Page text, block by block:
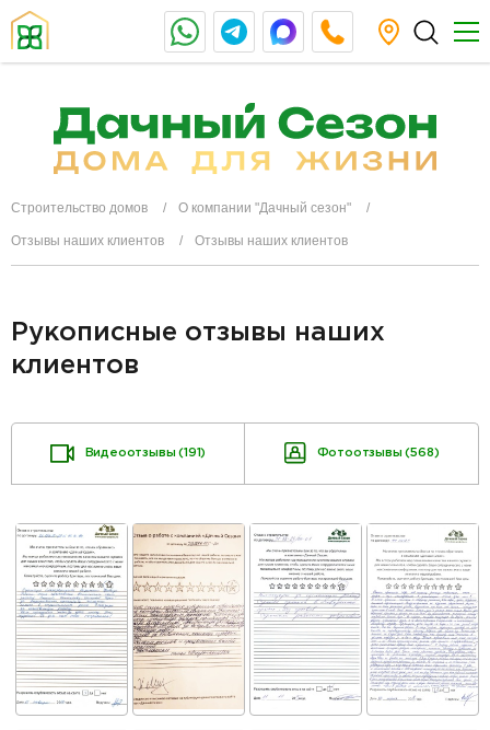
Строительство домов О компании "Дачный сезон"
Отзывы наших клиентов Отзывы наших клиентов
Рукописные отзывы наших
клиентов
Видеоотзывы (191) Фотоотзывы (568)